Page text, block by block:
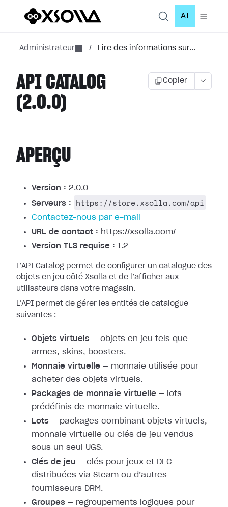
AI
Administrateur / Lire des informations sur...
API CATALOG
(2.0.0)
Copier
APERÇU
Version : 2.0.0
Serveurs :
https://store.xsolla.com/api
Contactez-nous par e-mail
URL de contact : https://xsolla.com/
Version TLS requise : 1.2
L’API Catalog permet de configurer un catalogue des
objets en jeu côté Xsolla et de l’afficher aux
utilisateurs dans votre magasin.
L’API permet de gérer les entités de catalogue
suivantes :
Objets virtuels — objets en jeu tels que
armes, skins, boosters.
Monnaie virtuelle — monnaie utilisée pour
acheter des objets virtuels.
Packages de monnaie virtuelle — lots
prédéfinis de monnaie virtuelle.
Lots — packages combinant objets virtuels,
monnaie virtuelle ou clés de jeu vendus
sous un seul UGS.
Clés de jeu — clés pour jeux et DLC
distribuées via Steam ou d’autres
fournisseurs DRM.
Groupes — regroupements logiques pour